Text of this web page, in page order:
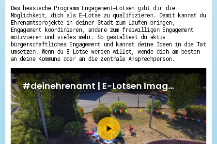
Das hessische Programm Engagement-Lotsen gibt dir die
Möglichkeit, dich als E-Lotse zu qualifizieren. Damit kannst du
Ehrenamtsprojekte in deiner Stadt zum Laufen bringen,
Engagement koordinieren, andere zum freiwilligen Engagement
motivieren und vieles mehr. So gestaltest du aktiv
bürgerschaftliches Engagement und kannst deine Ideen in die Tat
umsetzen. Wenn du E-Lotse werden willst, wende dich am besten
an deine Kommune oder an die zentrale Ansprechperson.